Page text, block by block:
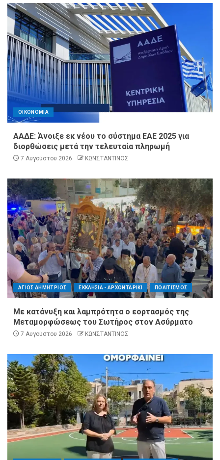
ΟΙΚΟΝΟΜΙΑ
ΑΑΔΕ: Άνοιξε εκ νέου το σύστημα ΕΑΕ 2025 για
διορθώσεις μετά την τελευταία πληρωμή
7 Αυγούστου 2026 ΚΩΝΣΤΑΝΤΙΝΟΣ
ΑΓΙΟΣ ΔΗΜΗΤΡΙΟΣ ΕΚΚΛΗΣΙΑ - ΑΡΧΟΝΤΑΡΙΚΙ ΠΟΛΙΤΙΣΜΟΣ
Με κατάνυξη και λαμπρότητα ο εορτασμός της
Μεταμορφώσεως του Σωτήρος στον Ασύρματο
7 Αυγούστου 2026 ΚΩΝΣΤΑΝΤΙΝΟΣ